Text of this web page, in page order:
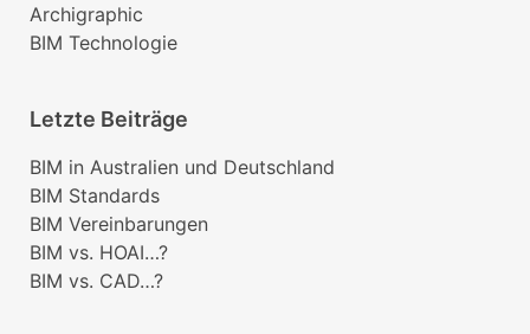
Archigraphic
BIM Technologie
Letzte Beiträge
BIM in Australien und Deutschland
BIM Standards
BIM Vereinbarungen
BIM vs. HOAI…?
BIM vs. CAD…?